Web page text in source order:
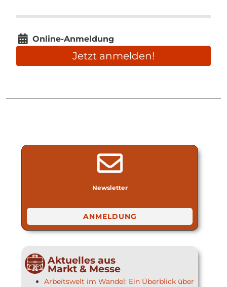
Newsletter
ANMELDUNG
Aktuelles aus
Markt & Messe
Arbeitswelt im Wandel: Ein Überblick über
Online-Anmeldung
Jetzt anmelden!